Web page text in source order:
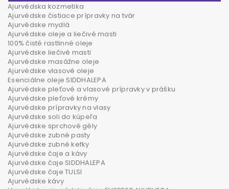
Ajurvédska kozmetika
Ajurvédske čistiace prípravky na tvár
Ajurvédske mydlá
Ajurvédske oleje a liečivé masti
100% čisté rastlinné oleje
Ajurvédske liečivé masti
Ajurvédske masážne oleje
Ajurvédske vlasové oleje
Esenciálne oleje SIDDHALEPA
Ajurvédske pleťové a vlasové prípravky v prášku
Ajurvédske pleťové krémy
Ajurvédske prípravky na vlasy
Ajurvédske soli do kúpeľa
Ajurvédske sprchové gély
Ajurvédske zubné pasty
Ajurvédske zubné kefky
Ajurvédske čaje a kávy
Ajurvédske čaje SIDDHALEPA
Ajurvédske čaje TULSI
Ajurvédske kávy